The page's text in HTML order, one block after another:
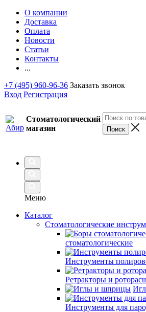
О компании
Доставка
Оплата
Новости
Статьи
Контакты
...
+7 (495) 960-96-36 Заказать звонок
Вход Регистрация
Стоматологический
магазин
Меню
Каталог
Стоматологические
стоматологические
Инструменты
Ретракторы и
Инструменты для